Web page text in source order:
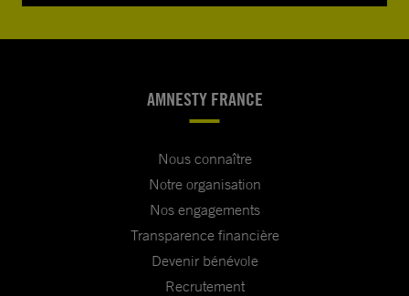
AMNESTY FRANCE
Nous connaître
Notre organisation
Nos engagements
Transparence financière
Devenir bénévole
Recrutement